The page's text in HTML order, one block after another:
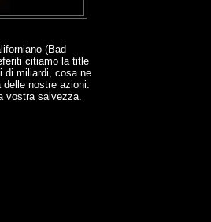
(Bad
citiamo la title
di miliardi, cosa ne
nostre azioni.
vostra salvezza.